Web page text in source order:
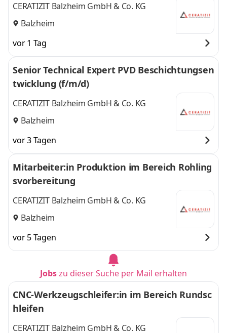
CERATIZIT Balzheim GmbH & Co. KG
Balzheim
vor 1 Tag
Senior Technical Expert PVD Beschichtungsen
twicklung (f/m/d)
CERATIZIT Balzheim GmbH & Co. KG
Balzheim
vor 3 Tagen
Mitarbeiter:in Produktion im Bereich Rohling
svorbereitung
CERATIZIT Balzheim GmbH & Co. KG
Balzheim
vor 5 Tagen
Jobszu dieser Suche per Mail erhalten
CNC-Werkzeugschleifer:in im Bereich Rundsc
hleifen
CERATIZIT Balzheim GmbH & Co. KG